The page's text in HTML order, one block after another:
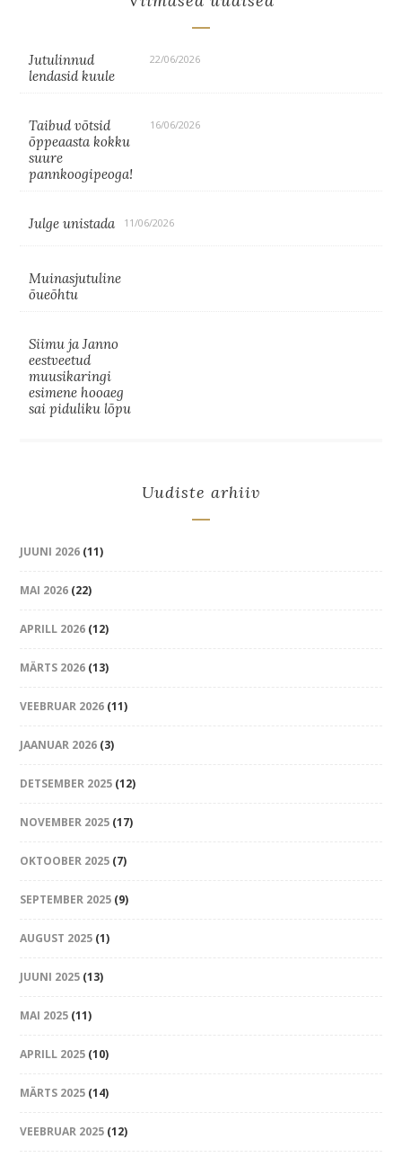
Jutulinnud
lendasid kuule
22/06/2026
Taibud võtsid
õppeaasta kokku
suure
pannkoogipeoga!
16/06/2026
Julge unistada 11/06/2026
Muinasjutuline
õueõhtu
Siimu ja Janno
eestveetud
muusikaringi
esimene hooaeg
sai piduliku lõpu
Uudiste arhiiv
JUUNI 2026 (11)
MAI 2026 (22)
APRILL 2026 (12)
MÄRTS 2026 (13)
VEEBRUAR 2026 (11)
JAANUAR 2026 (3)
DETSEMBER 2025 (12)
NOVEMBER 2025 (17)
OKTOOBER 2025 (7)
SEPTEMBER 2025 (9)
AUGUST 2025 (1)
JUUNI 2025 (13)
MAI 2025 (11)
APRILL 2025 (10)
MÄRTS 2025 (14)
VEEBRUAR 2025 (12)